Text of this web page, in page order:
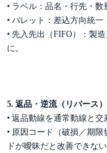
• ラベル：品名・行先・数
• パレット：差込方向統一
• 先入先出（FIFO）：製
に。
5. 返品・逆流（リバース
• 返品動線を通常動線と交
• 原因コード（破損／期
ドが曖昧だと改善できない